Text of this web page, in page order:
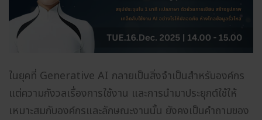
ในยุคที่ Generative AI กลายเป็นสิ่งจำเป็นสำหรับองค์กร
แต่ความกังวลเรื่องการใช้งาน และการนำมาประยุกต์ใช้ให้
เหมาะสมกับองค์กรและลักษณะงานนั้น ยังคงเป็นคำถามของ